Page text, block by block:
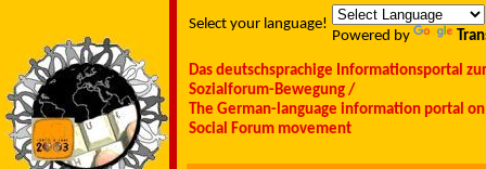
Select your language!
Powered by
Das deutschsprachige Informationsportal
Sozialforum-Bewegung /
The German-language information portal
Social Forum movement